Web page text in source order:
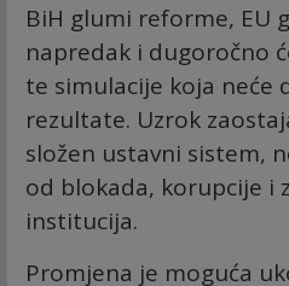
BiH glumi reforme, EU
napredak i dugoročno
te simulacije koja neće
rezultate. Uzrok
složen ustavni sistem,
od blokada, korupcije i
institucija.
Promjena je moguća